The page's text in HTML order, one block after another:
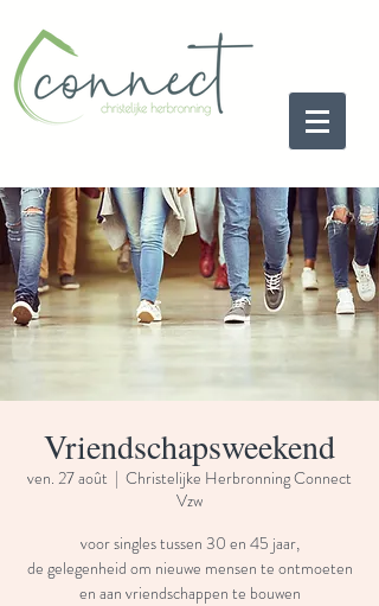
Vriendschapsweekend
ven. 27 août
  |
Christelijke Herbronning Connect
Vzw
voor singles tussen 30 en 45 jaar,
de gelegenheid om nieuwe mensen te ontmoeten
en aan vriendschappen te bouwen